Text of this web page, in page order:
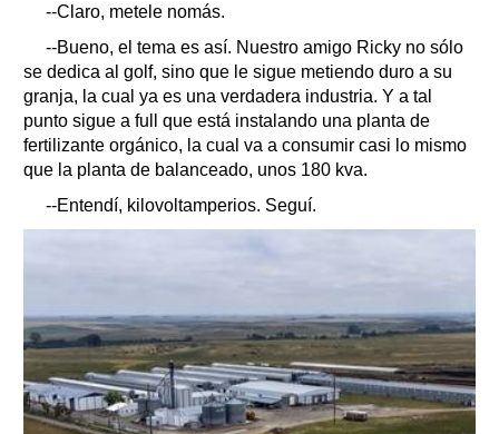
--Claro, metele nomás.
--Bueno, el tema es así. Nuestro amigo Ricky no sólo
se dedica al golf, sino que le sigue metiendo duro a su
granja, la cual ya es una verdadera industria. Y a tal
punto sigue a full que está instalando una planta de
fertilizante orgánico, la cual va a consumir casi lo mismo
que la planta de balanceado, unos 180 kva.
--Entendí, kilovoltamperios. Seguí.